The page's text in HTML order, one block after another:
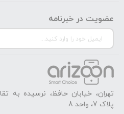
عضویت در خبرنامه
تهران، خیابان حافظ، نرسیده به
پلاک 7، واحد 8